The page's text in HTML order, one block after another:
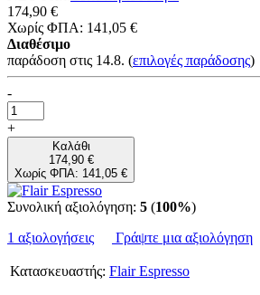
174,90 €
Χωρίς ΦΠΑ: 141,05 €
Διαθέσιμο
παράδοση στις 14.8. (επιλογές παράδοσης)
-
+
Καλάθι
174,90 €
Χωρίς ΦΠΑ: 141,05 €
Συνολική αξιολόγηση: 5 (100%)
1 αξιολογήσεις
Γράψτε μια αξιολόγηση
Κατασκευαστής: Flair Espresso